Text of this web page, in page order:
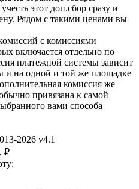
этот доп.сбор сразу и
Рядом с такими ценами вы
с комиссиями
включается отдельно по
платежной системы зависит
и на одной и той же площадке
комиссия же
привязана к самой
вами способа
2026 v4.1
₽